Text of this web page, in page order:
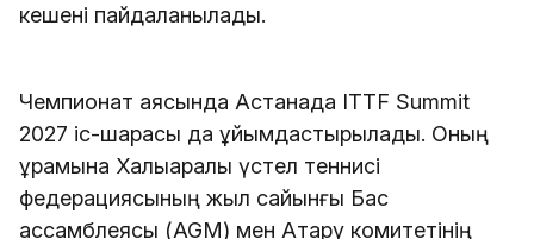
кешені пайдаланылады.
Чемпионат аясында Астанада ITTF Summit
2027 іс-шарасы да ұйымдастырылады. Оның
құрамына Халықаралық үстел теннисі
федерациясының жыл сайынғы Бас
ассамблеясы (AGM) мен Атқару комитетінің